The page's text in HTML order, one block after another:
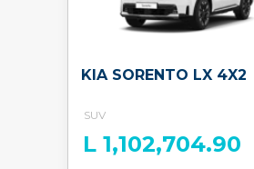
KIA SORENTO LX 4X2
SUV
L 1,102,704.90